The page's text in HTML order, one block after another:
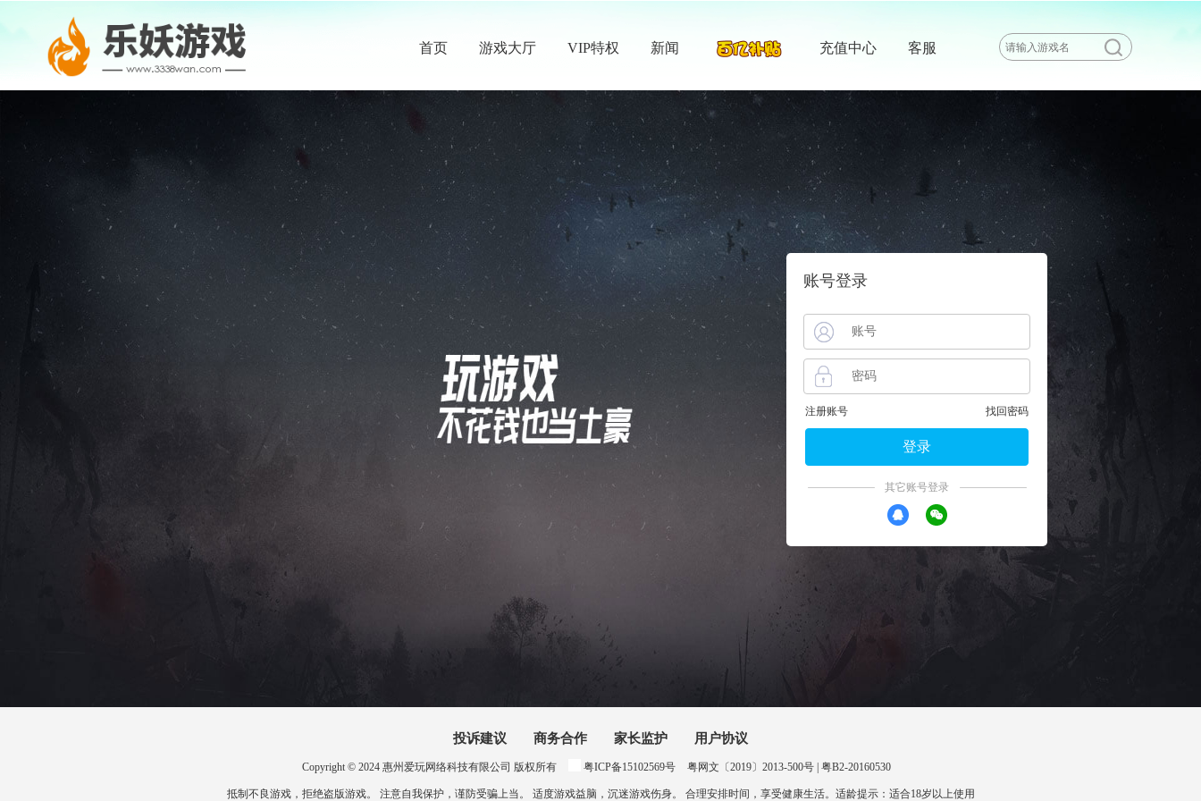
首页 游戏大厅 VIP特权 新闻 充值中心 客服
账号登录
注册账号 找回密码
登录
其它账号登录
投诉建议 商务合作 家长监护 用户协议
Copyright © 2024 惠州爱玩网络科技有限公司 版权所有 粤ICP备15102569号 粤网文〔2019〕2013-500号 | 粤B2-20160530
抵制不良游戏，拒绝盗版游戏。 注意自我保护，谨防受骗上当。 适度游戏益脑，沉迷游戏伤身。 合理安排时间，享受健康生活。适龄提示：适合18岁以上使用